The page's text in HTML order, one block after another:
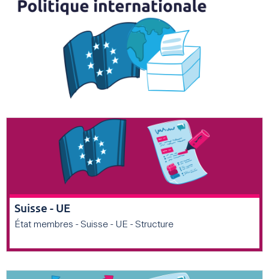
Suisse - UE
État membres - Suisse - UE - Structure